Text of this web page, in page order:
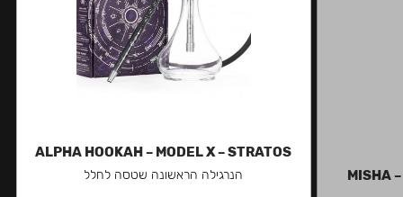
MISHA
ALPHA HOOKAH – MODEL X – STRATOS
הנרגילה הראשונה שטסה לחלל